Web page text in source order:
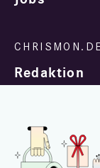
Redaktion